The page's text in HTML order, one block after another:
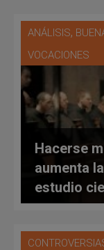
ANÁLISIS,
VOCACIONES
Hacerse
aumenta
estudio